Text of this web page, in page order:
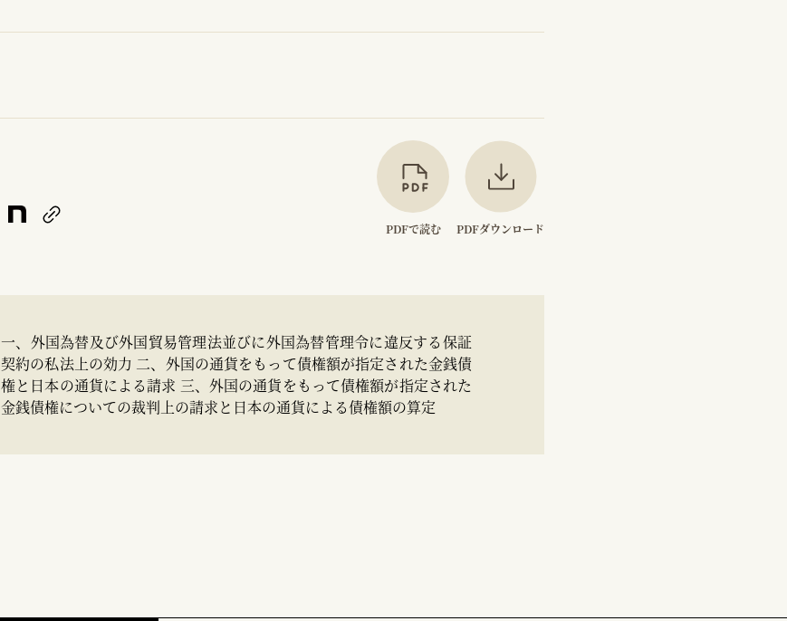
PDFで読む PDFダウンロード
一、外国為替及び外国貿易管理法並びに外国為替管理令に違反する保証
契約の私法上の効力 二、外国の通貨をもって債権額が指定された金銭債
権と日本の通貨による請求 三、外国の通貨をもって債権額が指定された
金銭債権についての裁判上の請求と日本の通貨による債権額の算定